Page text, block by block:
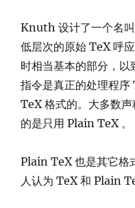
Knuth 设计了一个名
低层次的原始 TeX 呼
时相当基本的部分，
指令是真正的处理程
TeX 格式的。大多数
的是只用 Plain TeX 。
Plain TeX 也是其它格
人认为 TeX 和 Plain